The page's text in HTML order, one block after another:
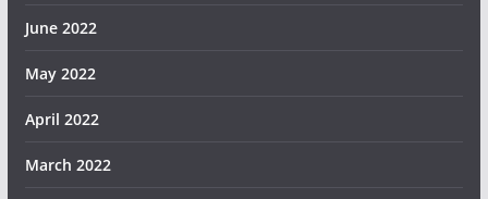
June 2022
May 2022
April 2022
March 2022